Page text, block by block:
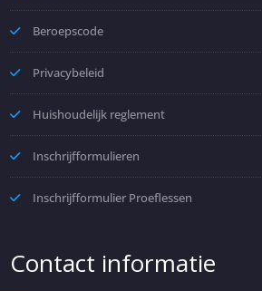
Beroepscode
Privacybeleid
Huishoudelijk reglement
Inschrijfformulieren
Inschrijfformulier Proeflessen
Contact informatie